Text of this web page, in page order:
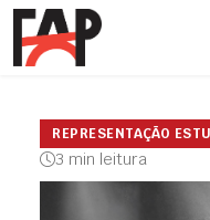
REPRESENTAÇÃO
3 min leitura